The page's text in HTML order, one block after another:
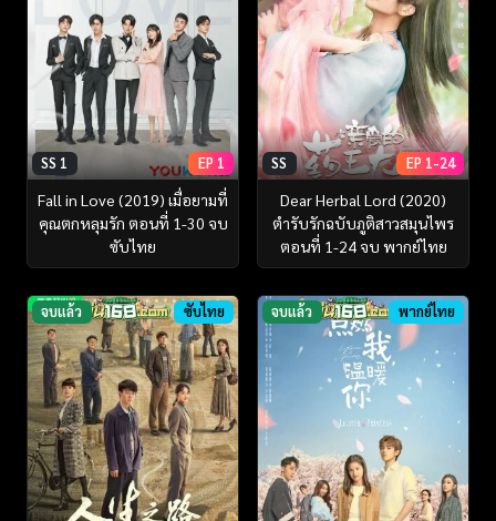
SS 1 EP 1
Fall in Love (2019) เมื่อยามที่
คุณตกหลุมรัก ตอนที่ 1-30 จบ
ซับไทย
SS EP 1-24
Dear Herbal Lord (2020)
ตำรับรักฉบับภูติสาวสมุนไพร
ตอนที่ 1-24 จบ พากย์ไทย
จบแล้ว ซับไทย จบแล้ว พากย์ไทย